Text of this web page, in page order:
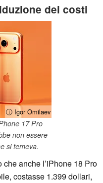
dei costi
ⓘ Igor Omilaev
17 Pro
non essere
si temeva.
anche l’iPhone 18 Pro
costasse 1.399 dollari,